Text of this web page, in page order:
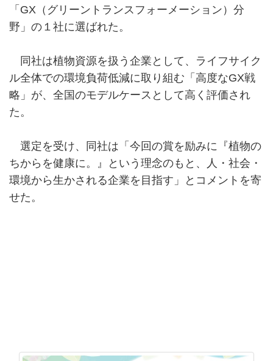
「GX（グリーントランスフォーメーション）分
野」の１社に選ばれた。
同社は植物資源を扱う企業として、ライフサイク
ル全体での環境負荷低減に取り組む「高度なGX戦
略」が、全国のモデルケースとして高く評価され
た。
選定を受け、同社は「今回の賞を励みに『植物の
ちからを健康に。』という理念のもと、人・社会・
環境から生かされる企業を目指す」とコメントを寄
せた。